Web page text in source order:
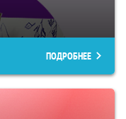
ПОДРОБНЕЕ